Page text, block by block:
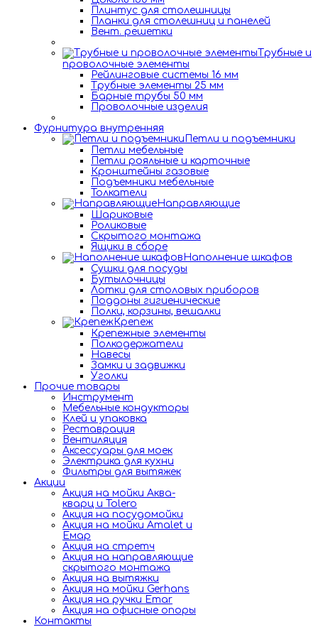
Плинтус для столешницы
Планки для столешниц и панелей
Вент. решетки
Трубные и
проволочные элементы
Рейлинговые системы 16 мм
Трубные элементы 25 мм
Барные трубы 50 мм
Проволочные изделия
Фурнитура внутренняя
Петли и подъемники
Петли мебельные
Петли рояльные и карточные
Кронштейны газовые
Подъемники мебельные
Толкатели
Направляющие
Шариковые
Роликовые
Скрытого монтажа
Ящики в сборе
Наполнение шкафов
Сушки для посуды
Бутылочницы
Лотки для столовых приборов
Поддоны гигиенические
Полки, корзины, вешалки
Крепеж
Крепежные элементы
Полкодержатели
Навесы
Замки и задвижки
Уголки
Прочие товары
Инструмент
Мебельные кондукторы
Клей и упаковка
Реставрация
Вентиляция
Аксессуары для моек
Электрика для кухни
Фильтры для вытяжек
Акции
Акция на мойки Аква-
кварц и Tolero
Акция на посудомойки
Акция на мойки Amalet и
Емар
Акция на стретч
Акция на направляющие
скрытого монтажа
Акция на вытяжки
Акция на мойки Gerhans
Акция на ручки Emar
Акция на офисные опоры
Контакты